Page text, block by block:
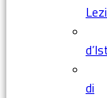
di